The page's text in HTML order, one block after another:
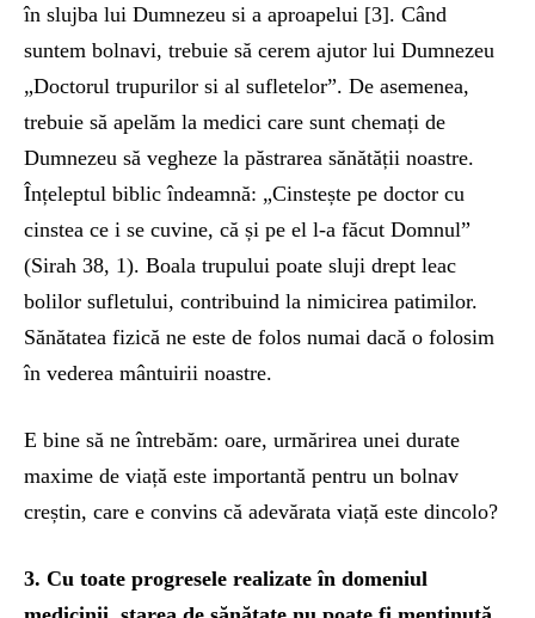
în slujba lui Dumnezeu si a aproapelui [3]. Când
suntem bolnavi, trebuie să cerem ajutor lui Dumnezeu
„Doctorul trupurilor si al sufletelor”. De asemenea,
trebuie să apelăm la medici care sunt chemați de
Dumnezeu să vegheze la păstrarea sănătății noastre.
Înțeleptul biblic îndeamnă: „Cinstește pe doctor cu
cinstea ce i se cuvine, că și pe el l-a făcut Domnul”
(Sirah 38, 1). Boala trupului poate sluji drept leac
bolilor sufletului, contribuind la nimicirea patimilor.
Sănătatea fizică ne este de folos numai dacă o folosim
în vederea mântuirii noastre.
E bine să ne întrebăm: oare, urmărirea unei durate
maxime de viață este importantă pentru un bolnav
creștin, care e convins că adevărata viață este dincolo?
3. Cu toate progresele realizate în domeniul